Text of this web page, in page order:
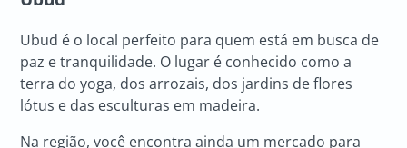
Ubud é o local perfeito para quem está em busca de
paz e tranquilidade. O lugar é conhecido como a
terra do yoga, dos arrozais, dos jardins de flores
lótus e das esculturas em madeira.
Na região, você encontra ainda um mercado para